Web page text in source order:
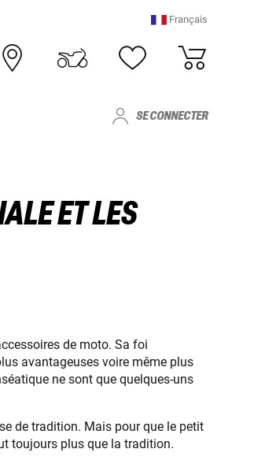
Français
SE CONNECTER
ET LES
de moto. Sa foi
avantageuses voire même plus
ne sont que quelques-uns
de tradition. Mais pour que le petit
toujours plus que la tradition.